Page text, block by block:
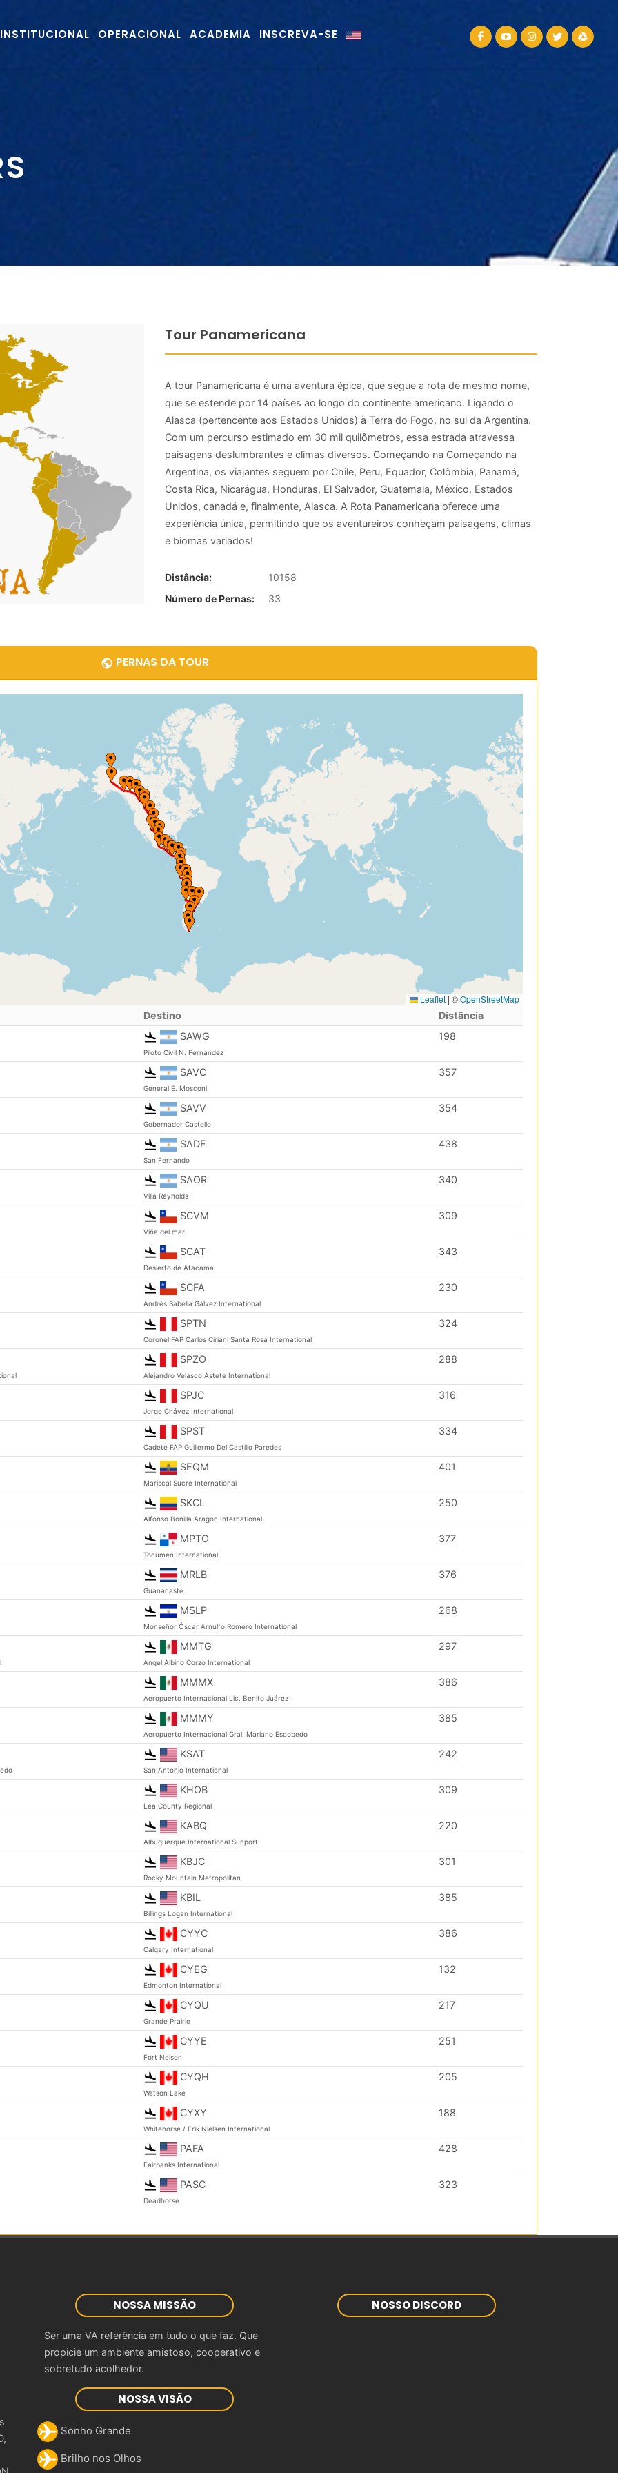
INSTITUCIONAL OPERACIONAL ACADEMIA INSCREVA-SE
Tour Panamericana
A tour Panamericana é uma aventura épica, que segue a rota de mesmo nome,
que se estende por 14 países ao longo do continente americano. Ligando o
Alasca (pertencente aos Estados Unidos) à Terra do Fogo, no sul da Argentina.
Com um percurso estimado em 30 mil quilômetros, essa estrada atravessa
paisagens deslumbrantes e climas diversos. Começando na Começando na
Argentina, os viajantes seguem por Chile, Peru, Equador, Colômbia, Panamá,
Costa Rica, Nicarágua, Honduras, El Salvador, Guatemala, México, Estados
Unidos, canadá e, finalmente, Alasca. A Rota Panamericana oferece uma
experiência única, permitindo que os aventureiros conheçam paisagens, climas
e biomas variados!
Distância:
10158
Número de Pernas:
33
PERNAS DA TOUR
Leaflet | ©OpenStreetMap
Destino
Distância
SAWG
Piloto Civil N. Fernández
198
SAVC
General E. Mosconi
357
SAVV
Gobernador Castello
354
SADF
San Fernando
438
SAOR
Villa Reynolds
340
SCVM
Viña del mar
309
SCAT
Desierto de Atacama
343
SCFA
Andrés Sabella Gálvez International
230
SPTN
Coronel FAP Carlos Ciriani Santa Rosa International
324
SPZO
Alejandro Velasco Astete International
288
SPJC
Jorge Chávez International
316
SPST
Cadete FAP Guillermo Del Castillo Paredes
334
SEQM
Mariscal Sucre International
401
SKCL
Alfonso Bonilla Aragon International
250
MPTO
Tocumen International
377
MRLB
Guanacaste
376
MSLP
Monseñor Óscar Arnulfo Romero International
268
MMTG
Angel Albino Corzo International
297
MMMX
Aeropuerto Internacional Lic. Benito Juárez
386
MMMY
Aeropuerto Internacional Gral. Mariano Escobedo
385
KSAT
San Antonio International
242
KHOB
Lea County Regional
309
KABQ
Albuquerque International Sunport
220
KBJC
Rocky Mountain Metropolitan
301
KBIL
Billings Logan International
385
CYYC
Calgary International
386
CYEG
Edmonton International
132
CYQU
Grande Prairie
217
CYYE
Fort Nelson
251
CYQH
Watson Lake
205
CYXY
Whitehorse / Erik Nielsen International
188
PAFA
Fairbanks International
428
PASC
Deadhorse
323
NOSSA MISSÃO
Ser uma VA referência em tudo o que faz. Que
propicie um ambiente amistoso, cooperativo e
sobretudo acolhedor.
NOSSA VISÃO
Sonho Grande
Brilho nos Olhos
NOSSO DISCORD